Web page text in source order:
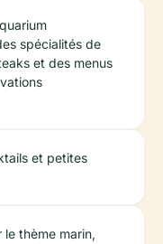
spécialités de
et des menus
et petites
le thème marin,